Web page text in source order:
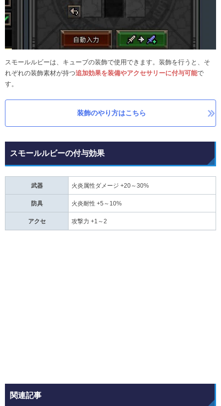
スモールルビーは、キューブの装飾で使用できます。装飾を行うと、そ
れぞれの装飾素材が持つ追加効果を装備やアクセサリーに付与可能で
す。
装飾のやり方はこちら
スモールルビーの付与効果
武器 火炎属性ダメージ +20～30%
防具 火炎耐性 +5～10%
アクセ 攻撃力 +1～2
関連記事